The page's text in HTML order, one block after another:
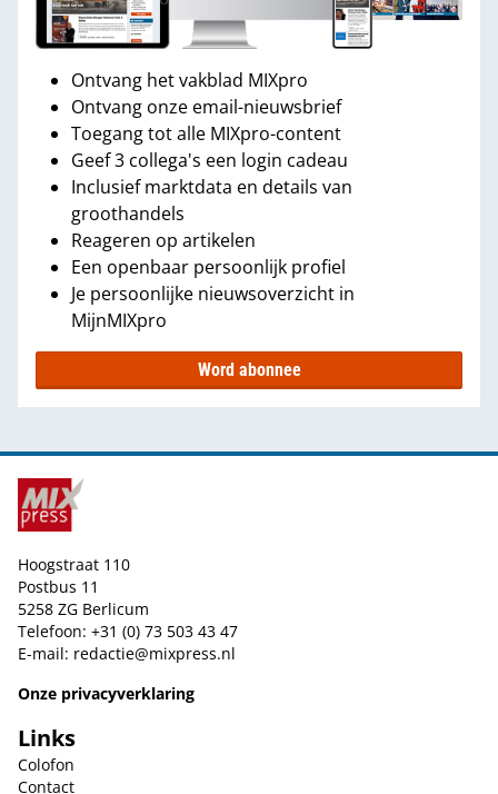
Ontvang het vakblad MIXpro
Ontvang onze email-nieuwsbrief
Toegang tot alle MIXpro-content
Geef 3 collega's een login cadeau
Inclusief marktdata en details van
groothandels
Reageren op artikelen
Een openbaar persoonlijk profiel
Je persoonlijke nieuwsoverzicht in
MijnMIXpro
Word abonnee
Hoogstraat 110
Postbus 11
5258 ZG Berlicum
Telefoon: +31 (0) 73 503 43 47
E-mail: redactie@mixpress.nl
Onze privacyverklaring
Links
Colofon
Contact